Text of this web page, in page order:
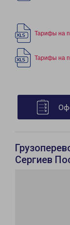
Тарифы на
Тарифы на
Сергиев